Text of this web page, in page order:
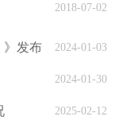
2018-07-02
2024-01-03
》发布
2024-01-30
2025-02-12